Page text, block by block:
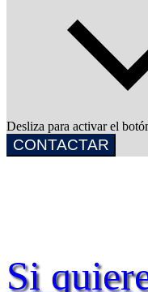
Desliza para activar el
CONTACTAR
Si